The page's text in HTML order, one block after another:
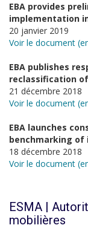
EBA provides
implementation
20 janvier 2019
Voir le document
EBA publishes
reclassification
21 décembre 2018
Voir le document
EBA launches
benchmarking of
18 décembre 2018
Voir le document
ESMA |
mobilières